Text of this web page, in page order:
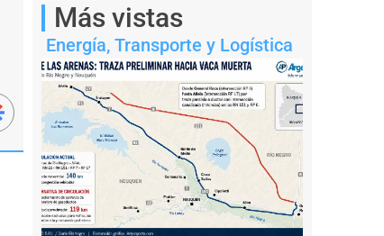
Más vistas
Energía, Transporte y Logística